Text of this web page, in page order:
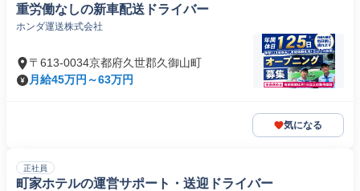
重労働なしの新車配送ドライバー
ホンダ運送株式会社
〒613-0034京都府久世郡久御山町
月給45万円～63万円
気になる
正社員
町家ホテルの運営サポート・送迎ドライバー